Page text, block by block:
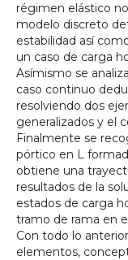
régimen elástico
modelo discreto
estabilidad así
un caso de carga
Asímismo se
caso continuo
resolviendo dos
generalizados y el
Finalmente se
pórtico en L
obtiene una
resultados de la
estados de carga
tramo de rama en
Con todo lo
elementos,